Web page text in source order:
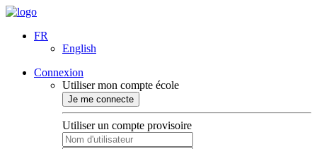
FR
English
Connexion
Utiliser mon compte école
Je me connecte
Utiliser un compte provisoire